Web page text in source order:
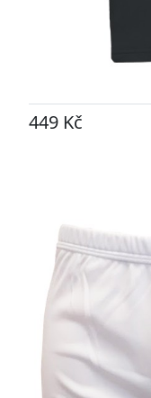
449 Kč